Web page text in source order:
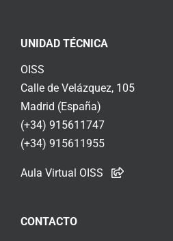
UNIDAD TÉCNICA
OISS
Calle de Velázquez, 105
Madrid (España)
(+34) 915611747
(+34) 915611955
Aula Virtual OISS
CONTACTO